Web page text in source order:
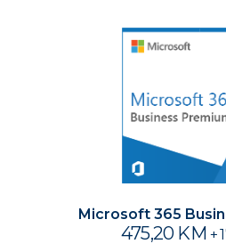
Microsoft 365
475,20 KM +